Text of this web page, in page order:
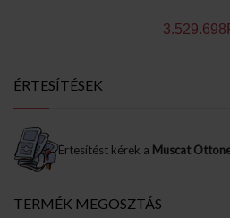
ÉRTESÍTÉSEK
Értesítést kérek a Muscat
TERMÉK MEGOSZTÁS